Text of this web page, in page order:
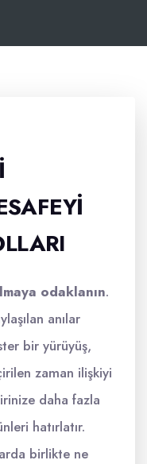
odaklanın.
anılar
bir yürüyüş,
zaman ilişkiyi
daha fazla
hatırlatır.
birlikte ne